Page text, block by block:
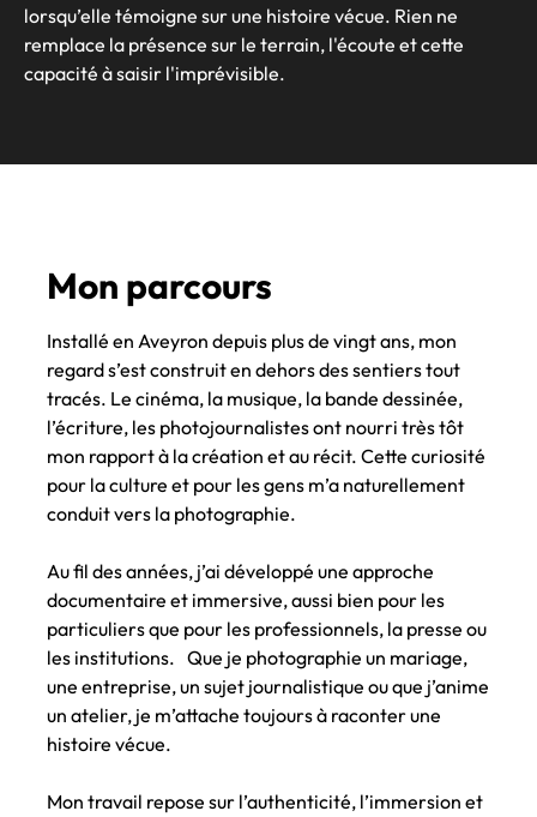
lorsqu’elle témoigne sur une histoire vécue. Rien ne
remplace la présence sur le terrain, l'écoute et cette
capacité à saisir l'imprévisible.
Mon parcours
Installé en Aveyron depuis plus de vingt ans, mon
regard s’est construit en dehors des sentiers tout
tracés. Le cinéma, la musique, la bande dessinée,
l’écriture, les photojournalistes ont nourri très tôt
mon rapport à la création et au récit. Cette curiosité
pour la culture et pour les gens m’a naturellement
conduit vers la photographie.
Au fil des années, j’ai développé une approche
documentaire et immersive, aussi bien pour les
particuliers que pour les professionnels, la presse ou
les institutions. Que je photographie un mariage,
une entreprise, un sujet journalistique ou que j’anime
un atelier, je m’attache toujours à raconter une
histoire vécue.
Mon travail repose sur l’authenticité, l’immersion et